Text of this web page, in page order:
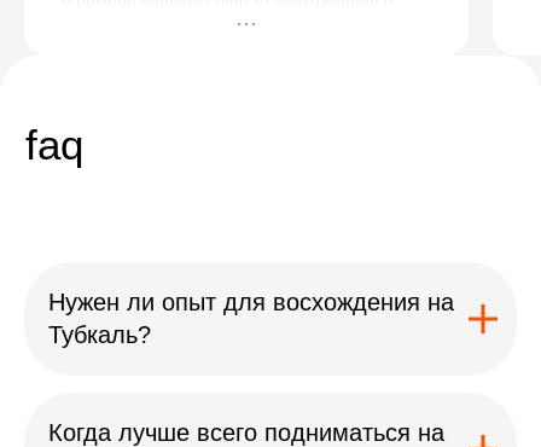
получив массу незабываемых впечатлений.
Нужен ли опыт для восхождения на
Тубкаль?
Когда лучше всего подниматься на